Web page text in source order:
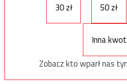
30 zł 50 zł
Inna
Zobacz kto wparł nas